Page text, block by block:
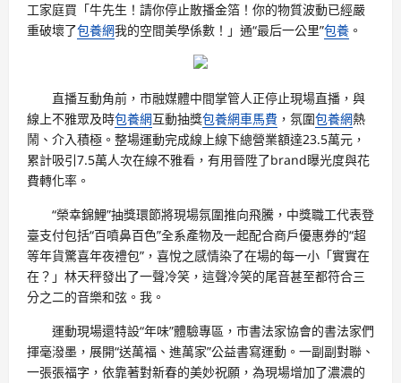
工家庭買「牛先生！請你停止散播金箔！你的物質波動已經嚴
重破壞了包養網我的空間美學係數！」通“最后一公里”包養 。
直播互動角前，市融媒體中間掌管人正停止現場直播，與
線上不雅眾及時包養網互動抽獎包養網車馬費 ，氛圍包養網熱
鬧、介入積極。整場運動完成線上線下總營業額達23.5萬元，
累計吸引7.5萬人次在線不雅看，有用晉陞了brand曝光度與花
費轉化率。
“榮幸錦鯉”抽獎環節將現場氛圍推向飛騰，中獎職工代表登
臺支付包括“百噴鼻百色”全系產物及一起配合商戶優惠券的“超
等年貨驚喜年夜禮包”，喜悅之感情染了在場的每一小「實實在
在？」林天秤發出了一聲冷笑，這聲冷笑的尾音甚至都符合三
分之二的音樂和弦。我。
運動現場還特設“年味”體驗專區，市書法家協會的書法家們
揮毫潑墨，展開“送萬福、進萬家”公益書寫運動。一副副對聯、
一張張福字，依靠著對新春的美妙祝願，為現場增加了濃濃的